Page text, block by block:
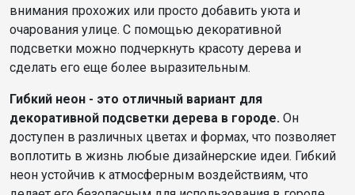
внимания прохожих или просто добавить уюта и
очарования улице. С помощью декоративной
подсветки можно подчеркнуть красоту дерева и
сделать его еще более выразительным.
Гибкий неон - это отличный вариант для
декоративной подсветки дерева в городе. Он
доступен в различных цветах и формах, что позволяет
воплотить в жизнь любые дизайнерские идеи. Гибкий
неон устойчив к атмосферным воздействиям, что